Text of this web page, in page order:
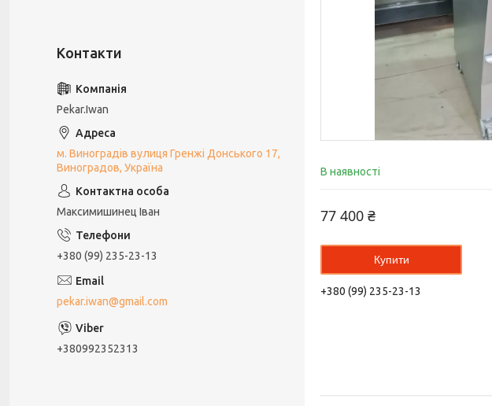
В наявності
77 400 ₴
Купити
+380 (99) 235-23-13
Pekar.Iwan
м. Виноградів вулиця Гренжі Донського 17,
Виноградов, Україна
Максимишинец Іван
+380 (99) 235-23-13
pekar.iwan@gmail.com
+380992352313